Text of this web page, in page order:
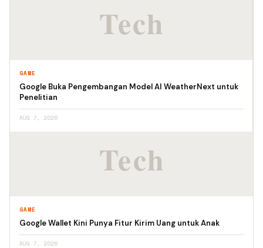
GAME
Google Buka Pengembangan Model AI WeatherNext untuk
Penelitian
AUG 7, 2026
GAME
Google Wallet Kini Punya Fitur Kirim Uang untuk Anak
AUG 7, 2026